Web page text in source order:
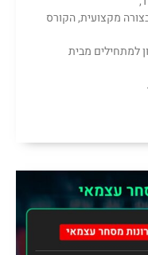
מקצועית, הקורס
למתחילים מבית